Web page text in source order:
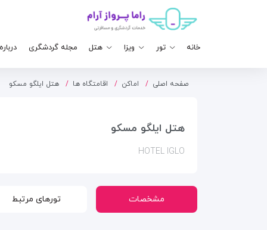
خانه تور ویزا هتل مجله گردشگری
صفحه اصلی اماکن اقامتگاه ها هتل ایلگو مسکو
هتل ایلگو مسکو
HOTEL IGLO
مشخصات تورهای مرتبط